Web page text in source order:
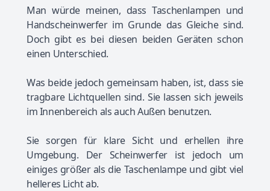
Man würde meinen, dass Taschenlampen und
Handscheinwerfer im Grunde das Gleiche sind.
Doch gibt es bei diesen beiden Geräten schon
einen Unterschied.
Was beide jedoch gemeinsam haben, ist, dass sie
tragbare Lichtquellen sind. Sie lassen sich jeweils
im Innenbereich als auch Außen benutzen.
Sie sorgen für klare Sicht und erhellen ihre
Umgebung. Der Scheinwerfer ist jedoch um
einiges größer als die Taschenlampe und gibt viel
helleres Licht ab.